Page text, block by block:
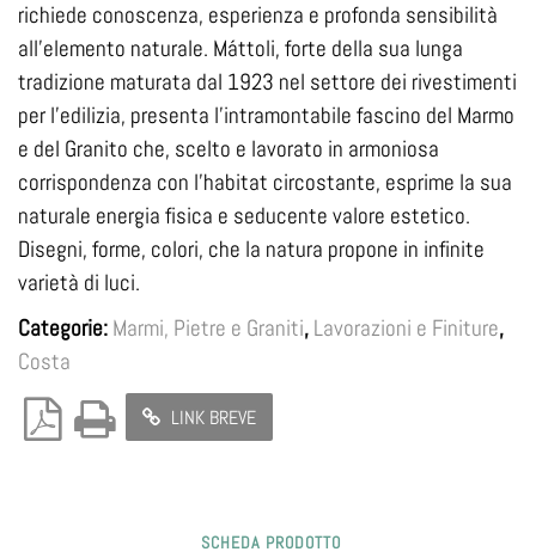
richiede conoscenza, esperienza e profonda sensibilità
all’elemento naturale. Máttoli, forte della sua lunga
tradizione maturata dal 1923 nel settore dei rivestimenti
per l’edilizia, presenta l’intramontabile fascino del Marmo
e del Granito che, scelto e lavorato in armoniosa
corrispondenza con l’habitat circostante, esprime la sua
naturale energia fisica e seducente valore estetico.
Disegni, forme, colori, che la natura propone in infinite
varietà di luci.
Categorie: Marmi, Pietre e Graniti, Lavorazioni e Finiture,
Costa
LINK BREVE
SCHEDA PRODOTTO